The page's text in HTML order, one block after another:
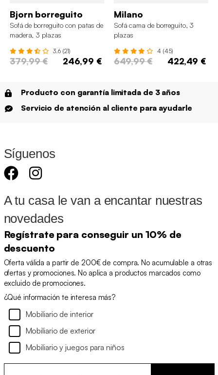
Bjorn borreguito
Sofá de borreguito con patas de
madera, 3 plazas
3.6 (21)
379,99 € 246,99 €
Milano
Sofá cama de borreguito, 3
plazas
4 (45)
649,99 € 422,49 €
Producto con garantía limitada de 3 años
Servicio de atención al cliente para ayudarle
Síguenos
A tu casa le van a encantar nuestras
novedades
Regístrate para conseguir un 10% de
descuento
Oferta válida a partir de 200€ de compra. No acumulable a otras
ofertas y promociones. No aplica a productos marcados como
excluido de promociones.
¿Qué información te interesa más?
Mobiliario de interior
Mobiliario de exterior
Mobiliario y juegos para niños